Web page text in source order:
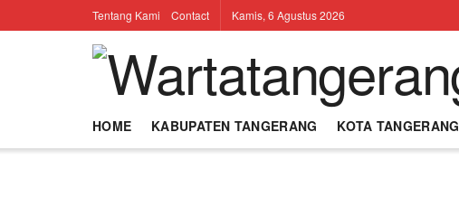
Tentang Kami Contact Kamis, 6 Agustus 2026
HOME KABUPATEN TANGERANG KOTA TANGERANG